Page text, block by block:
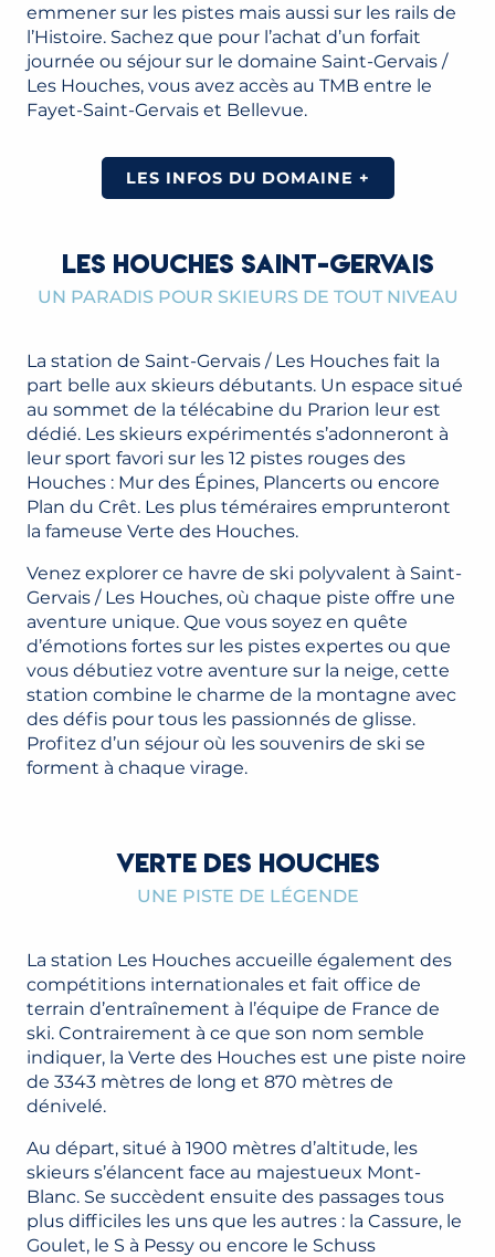
emmener sur les pistes mais aussi sur les rails de
l’Histoire. Sachez que pour l’achat d’un forfait
journée ou séjour sur le domaine Saint-Gervais /
Les Houches, vous avez accès au TMB entre le
Fayet-Saint-Gervais et Bellevue.
LES INFOS DU DOMAINE +
LES HOUCHES SAINT-GERVAIS
UN PARADIS POUR SKIEURS DE TOUT NIVEAU
La station de Saint-Gervais / Les Houches fait la
part belle aux skieurs débutants. Un espace situé
au sommet de la télécabine du Prarion leur est
dédié. Les skieurs expérimentés s’adonneront à
leur sport favori sur les 12 pistes rouges des
Houches : Mur des Épines, Plancerts ou encore
Plan du Crêt. Les plus téméraires emprunteront
la fameuse Verte des Houches.
Venez explorer ce havre de ski polyvalent à Saint-
Gervais / Les Houches, où chaque piste offre une
aventure unique. Que vous soyez en quête
d’émotions fortes sur les pistes expertes ou que
vous débutiez votre aventure sur la neige, cette
station combine le charme de la montagne avec
des défis pour tous les passionnés de glisse.
Profitez d’un séjour où les souvenirs de ski se
forment à chaque virage.
VERTE DES HOUCHES
UNE PISTE DE LÉGENDE
La station Les Houches accueille également des
compétitions internationales et fait office de
terrain d’entraînement à l’équipe de France de
ski. Contrairement à ce que son nom semble
indiquer, la Verte des Houches est une piste noire
de 3343 mètres de long et 870 mètres de
dénivelé.
Au départ, situé à 1900 mètres d’altitude, les
skieurs s’élancent face au majestueux Mont-
Blanc. Se succèdent ensuite des passages tous
plus difficiles les uns que les autres : la Cassure, le
Goulet, le S à Pessy ou encore le Schuss